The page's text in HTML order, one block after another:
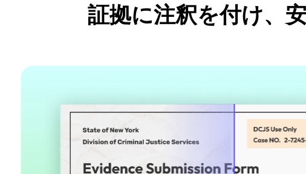
UPDFをダウンロードして、ホワイトペーパー全文を
ださい！
証拠に注釈を付け、